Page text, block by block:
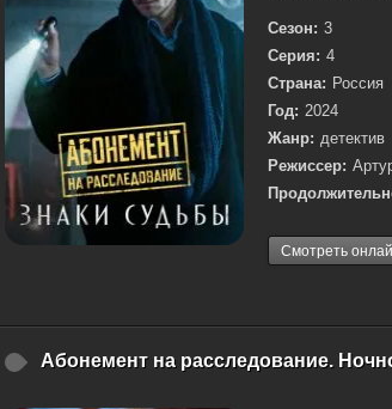
Сезон: 3
Серия: 4
Страна: Россия
Год: 2024
Жанр: детектив
Режиссер:
Смотреть
Абонемент на расследование.